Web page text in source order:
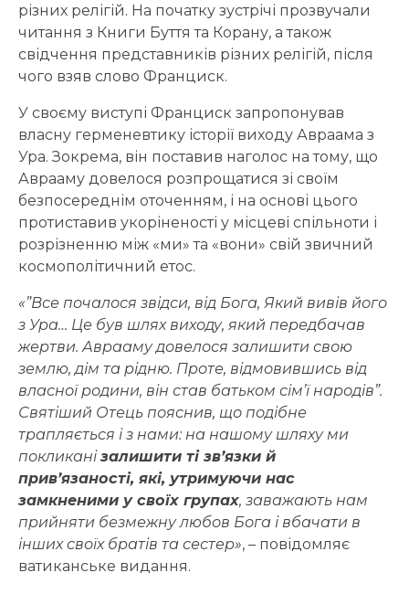
різних релігій. На початку зустрічі прозвучали
читання з Книги Буття та Корану, а також
свідчення представників різних релігій, після
чого взяв слово Франциск.
У своєму виступі Франциск запропонував
власну герменевтику історії виходу Авраама з
Ура. Зокрема, він поставив наголос на тому, що
Аврааму довелося розпрощатися зі своїм
безпосереднім оточенням, і на основі цього
протиставив укоріненості у місцеві спільноти і
розрізненню між «ми» та «вони» свій звичний
космополітичний етос.
«”Все почалося звідси, від Бога, Який вивів його
з Ура… Це був шлях виходу, який передбачав
жертви. Аврааму довелося залишити свою
землю, дім та рідню. Проте, відмовившись від
власної родини, він став батьком сім’ї народів”.
Святіший Отець пояснив, що подібне
трапляється і з нами: на нашому шляху ми
покликанізалишити ті зв’язки й
прив’язаності, які, утримуючи нас
замкненими у своїх групах, заважають нам
прийняти безмежну любов Бога і вбачати в
інших своїх братів та сестер», – повідомляє
ватиканське видання.